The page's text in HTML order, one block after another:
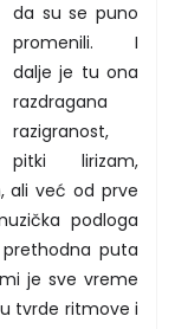
da su se puno
promenili. I
dalje je tu ona
razdragana
razigranost,
pitki lirizam,
ali već od prve
podloga
prethodna puta
je sve vreme
tvrde ritmove i